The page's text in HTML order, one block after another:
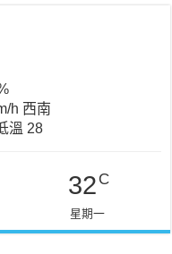
h 西南
溫 28
32 C
星期一